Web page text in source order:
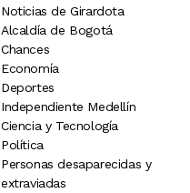
Noticias de Girardota
Alcaldía de Bogotá
Chances
Economía
Deportes
Independiente Medellín
Ciencia y Tecnología
Política
Personas desaparecidas y
extraviadas